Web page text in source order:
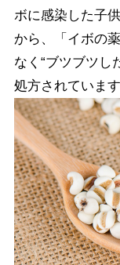
ボに感染した子
から、「イボの
なく“ブツブツし
処方されています